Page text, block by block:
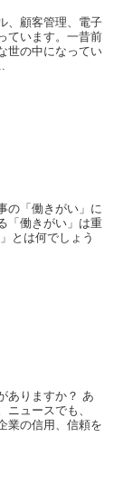
、顧客管理、電子
ています。一昔前
世の中になってい
の「働きがい」に
「働きがい」は重
とは何でしょう
ありますか？ あ
ュースでも、
業の信用、信頼を